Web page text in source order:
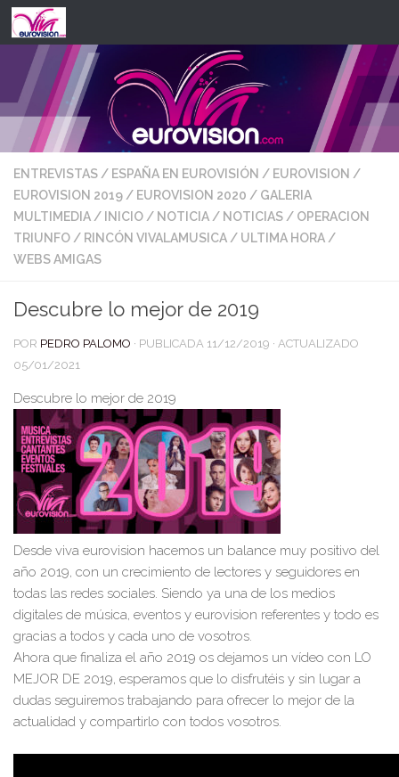
Saltar al contenido
ENTREVISTAS/ ESPAÑA EN EUROVISIÓN / EUROVISION /
EUROVISION 2019/ EUROVISION 2020 / GALERIA
MULTIMEDIA/ INICIO/ NOTICIA/ NOTICIAS/ OPERACION
TRIUNFO/ RINCÓN VIVALAMUSICA/ ULTIMA HORA/
WEBS AMIGAS
Descubre lo mejor de 2019
POR PEDRO PALOMO · PUBLICADA 11/12/2019 · ACTUALIZADO
05/01/2021
Descubre lo mejor de 2019
Desde viva eurovision hacemos un balance muy positivo del
año 2019, con un crecimiento de lectores y seguidores en
todas las redes sociales. Siendo ya una de los medios
digitales de música, eventos y eurovision referentes y todo es
gracias a todos y cada uno de vosotros.
Ahora que finaliza el año 2019 os dejamos un vídeo con LO
MEJOR DE 2019, esperamos que lo disfrutéis y sin lugar a
dudas seguiremos trabajando para ofrecer lo mejor de la
actualidad y compartirlo con todos vosotros.